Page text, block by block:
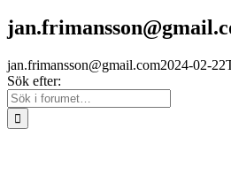
jan.frimansson@gmail.com2024-02-
Sök efter: